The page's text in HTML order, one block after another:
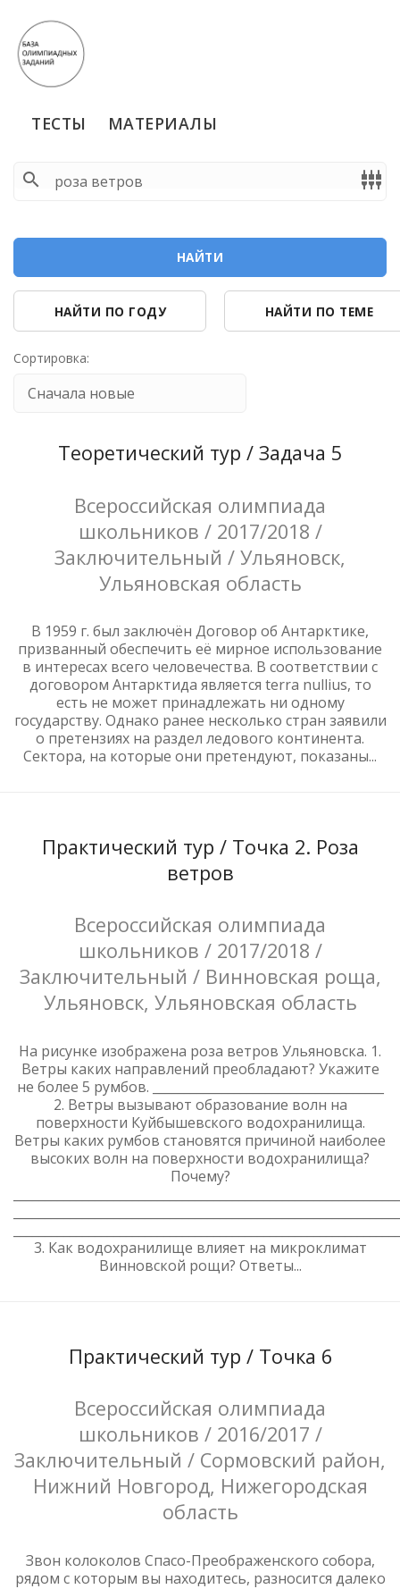
ТЕСТЫ МАТЕРИАЛЫ
search settings_input_component
НАЙТИ
НАЙТИ ПО ГОДУ НАЙТИ ПО ТЕМЕ
Сортировка:
Теоретический тур / Задача 5
Всероссийская олимпиада
школьников / 2017/2018 /
Заключительный / Ульяновск,
Ульяновская область
В 1959 г. был заключён Договор об Антарктике,
призванный обеспечить её мирное использование
в интересах всего человечества. В соответствии с
договором Антарктида является terra nullius, то
есть не может принадлежать ни одному
государству. Однако ранее несколько стран заявили
о претензиях на раздел ледового континента.
Сектора, на которые они претендуют, показаны...
Практический тур / Точка 2. Роза
ветров
Всероссийская олимпиада
школьников / 2017/2018 /
Заключительный / Винновская роща,
Ульяновск, Ульяновская область
На рисунке изображена роза ветров Ульяновска. 1.
Ветры каких направлений преобладают? Укажите
не более 5 румбов. _____________________________________
2. Ветры вызывают образование волн на
поверхности Куйбышевского водохранилища.
Ветры каких румбов становятся причиной наиболее
высоких волн на поверхности водохранилища?
Почему?
3. Как водохранилище влияет на микроклимат
Винновской рощи? Ответы...
Практический тур / Точка 6
Всероссийская олимпиада
школьников / 2016/2017 /
Заключительный / Сормовский район,
Нижний Новгород, Нижегородская
область
Звон колоколов Спасо-Преображенского собора,
рядом с которым вы находитесь, разносится далеко